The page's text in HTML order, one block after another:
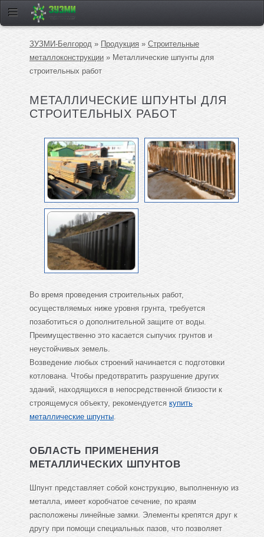
ЗУЗМИ-Белгород » Продукция » Строительные
металлоконструкции » Металлические шпунты для
строительных работ
МЕТАЛЛИЧЕСКИЕ ШПУНТЫ ДЛЯ
СТРОИТЕЛЬНЫХ РАБОТ
Во время проведения строительных работ,
осуществляемых ниже уровня грунта, требуется
позаботиться о дополнительной защите от воды.
Преимущественно это касается сыпучих грунтов и
неустойчивых земель.
Возведение любых строений начинается с подготовки
котлована. Чтобы предотвратить разрушение других
зданий, находящихся в непосредственной близости к
строящемуся объекту, рекомендуется купить
металлические шпунты.
ОБЛАСТЬ ПРИМЕНЕНИЯ
МЕТАЛЛИЧЕСКИХ ШПУНТОВ
Шпунт представляет собой конструкцию, выполненную из
металла, имеет коробчатое сечение, по краям
расположены линейные замки. Элементы крепятся друг к
другу при помощи специальных пазов, что позволяет